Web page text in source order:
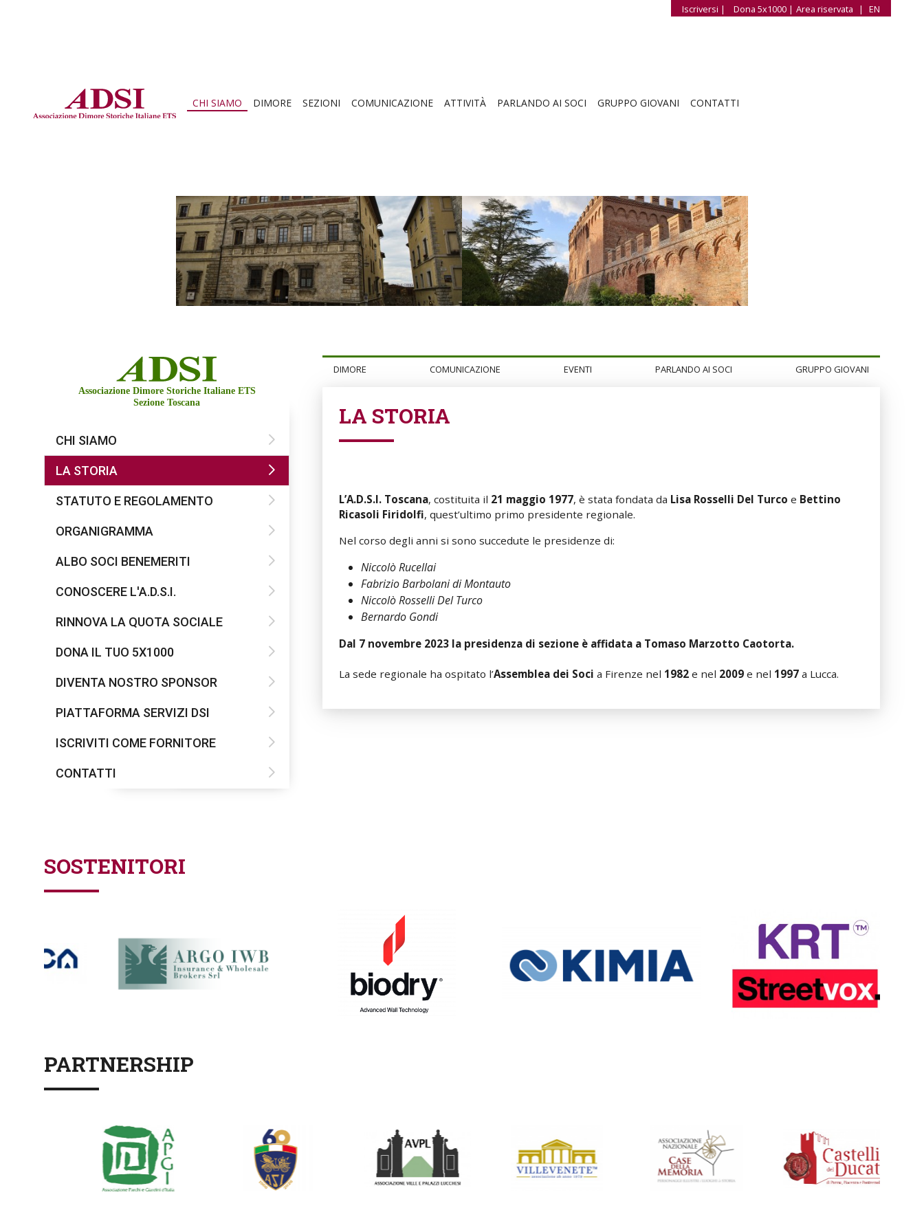
Iscriversi | Dona 5x1000 | Area riservata | EN
CHI SIAMO DIMORE SEZIONI COMUNICAZIONE ATTIVITÀ PARLANDO AI SOCI GRUPPO GIOVANI CONTATTI
Associazione Dimore Storiche Italiane ETS
Sezione Toscana
CHI SIAMO
LA STORIA
STATUTO E REGOLAMENTO
ORGANIGRAMMA
ALBO SOCI BENEMERITI
CONOSCERE L'A.D.S.I.
RINNOVA LA QUOTA SOCIALE
DONA IL TUO 5X1000
DIVENTA NOSTRO SPONSOR
PIATTAFORMA SERVIZI DSI
ISCRIVITI COME FORNITORE
CONTATTI
DIMORE COMUNICAZIONE EVENTI PARLANDO AI SOCI GRUPPO GIOVANI
LA STORIA
L’A.D.S.I. Toscana, costituita il 21 maggio 1977, è stata fondata da Lisa Rosselli Del Turcoe Bettino
Ricasoli Firidolfi, quest’ultimo primo presidente regionale.
Nel corso degli anni si sono succedute le presidenze di:
Niccolò Rucellai
Fabrizio Barbolani di Montauto
Niccolò Rosselli Del Turco
Bernardo Gondi
Dal 7 novembre 2023 la presidenza di sezione è affidata a Tomaso Marzotto Caotorta.
La sede regionale ha ospitato l’Assemblea dei Soci a Firenze nel 1982 e nel 2009 e nel 1997 a Lucca.
SOSTENITORI
PARTNERSHIP